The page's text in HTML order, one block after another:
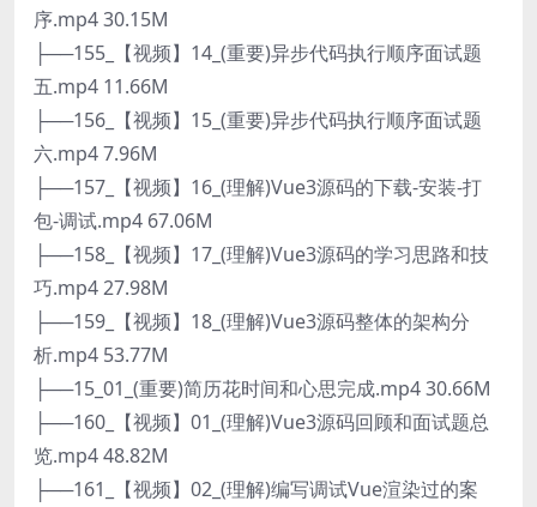
序.mp4 30.15M
├──155_【视频】14_(重要)异步代码执行顺序面试题
五.mp4 11.66M
├──156_【视频】15_(重要)异步代码执行顺序面试题
六.mp4 7.96M
├──157_【视频】16_(理解)Vue3源码的下载-安装-打
包-调试.mp4 67.06M
├──158_【视频】17_(理解)Vue3源码的学习思路和技
巧.mp4 27.98M
├──159_【视频】18_(理解)Vue3源码整体的架构分
析.mp4 53.77M
├──15_01_(重要)简历花时间和心思完成.mp4 30.66M
├──160_【视频】01_(理解)Vue3源码回顾和面试题总
览.mp4 48.82M
├──161_【视频】02_(理解)编写调试Vue渲染过的案